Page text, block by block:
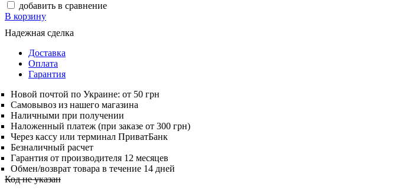
добавить в сравнение
В корзину
Надежная сделка
Доставка
Оплата
Гарантия
Новой почтой по Украине: от 50 грн
Самовывоз из нашего магазина
Наличными при получении
Наложенный платеж (при заказе от 300 грн)
Через кассу или терминал ПриватБанк
Безналичный расчет
Гарантия от производителя 12 месяцев
Обмен/возврат товара в течение 14 дней
Код не указан